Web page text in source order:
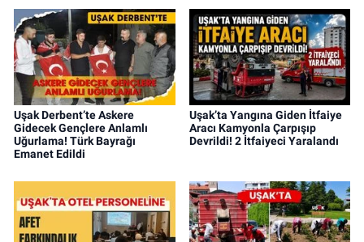
Uşak Derbent’te Askere
Gidecek Gençlere Anlamlı
Uğurlama! Türk Bayrağı
Emanet Edildi
Uşak’ta Yangına Giden İtfaiye
Aracı Kamyonla Çarpışıp
Devrildi! 2 İtfaiyeci Yaralandı